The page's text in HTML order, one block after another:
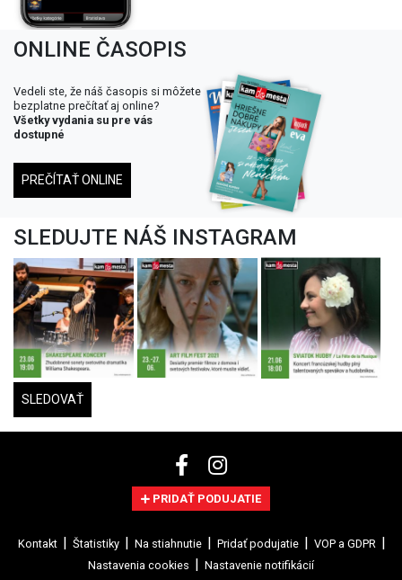
ONLINE ČASOPIS
Vedeli ste, že náš časopis si môžete
bezplatne prečítať aj online?
Všetky vydania su pre vás
dostupné
PREČÍTAŤ ONLINE
SLEDUJTE NÁŠ INSTAGRAM
SLEDOVAŤ
PRIDAŤ PODUJATIE
Kontakt Štatistiky Na stiahnutie Pridať podujatie
VOP a GDPR
Nastavenia cookies
Nastavenie notifikácií